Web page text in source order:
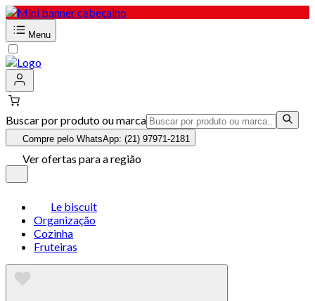
Menu
Buscar por produto ou marca
Compre pelo WhatsApp: (21) 97971-2181
Ver ofertas para a região
Le biscuit
Organização
Cozinha
Fruteiras